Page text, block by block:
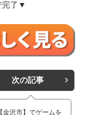
完了▼
次の記事
【金沢市】でゲームを